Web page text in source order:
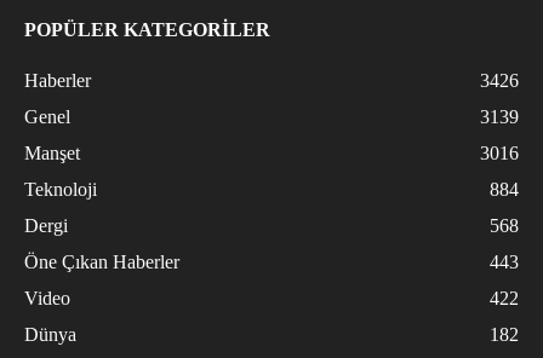
POPÜLER KATEGORİLER
Haberler
3426
Genel
3139
Manşet
3016
Teknoloji
884
Dergi
568
Öne Çıkan Haberler
443
Video
422
Dünya
182